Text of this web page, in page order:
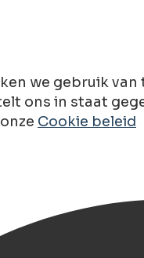
we gebruik
ons in staat
Cookie beleid